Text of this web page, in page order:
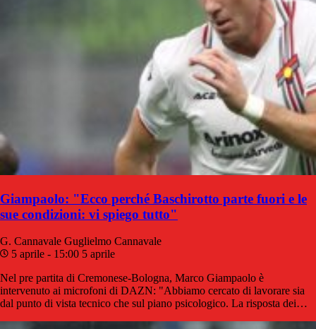
Giampaolo: "Ecco perché Baschirotto parte fuori e le
sue condizioni: vi spiego tutto"
G. Cannavale Guglielmo Cannavale
5 aprile - 15:00 5 aprile
Nel pre partita di Cremonese-Bologna, Marco Giampaolo è
intervenuto ai microfoni di DAZN: "Abbiamo cercato di lavorare sia
dal punto di vista tecnico che sul piano psicologico. La risposta dei…